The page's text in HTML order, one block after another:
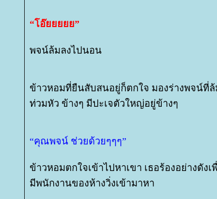
“โอ๊ยยยยย”
พจน์ล้มลงไปนอน
ข้าวหอมที่ยืนสับสนอยู่ก็ตกใจ มองร่างพจน์ที่
ท่วมหัว ข้างๆ มีปะเจตัวใหญ่อยู่ข้างๆ
“คุณพจน์ ช่วยด้วยๆๆๆ”
ข้าวหอมตกใจเข้าไปหาเขา เธอร้องอย่างดัง
มีพนักงานของห้างวิ่งเข้ามาหา